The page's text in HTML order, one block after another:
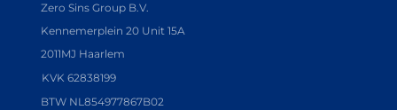
Zero Sins Group B.V.
Kennemerplein 20 Unit 15A
2011MJ Haarlem
KVK 62838199
BTW NL854977867B02